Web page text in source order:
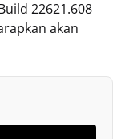
22621.608
akan